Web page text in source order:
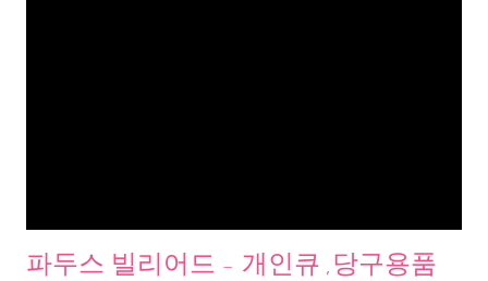
파두스 빌리어드 - 개인큐 ,당구용품